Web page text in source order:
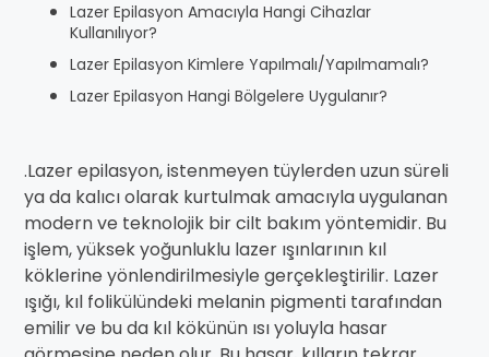
Lazer Epilasyon Amacıyla Hangi Cihazlar
Kullanılıyor?
Lazer Epilasyon Kimlere Yapılmalı/Yapılmamalı?
Lazer Epilasyon Hangi Bölgelere Uygulanır?
.Lazer epilasyon, istenmeyen tüylerden uzun süreli
ya da kalıcı olarak kurtulmak amacıyla uygulanan
modern ve teknolojik bir cilt bakım yöntemidir. Bu
işlem, yüksek yoğunluklu lazer ışınlarının kıl
köklerine yönlendirilmesiyle gerçekleştirilir. Lazer
ışığı, kıl folikülündeki melanin pigmenti tarafından
emilir ve bu da kıl kökünün ısı yoluyla hasar